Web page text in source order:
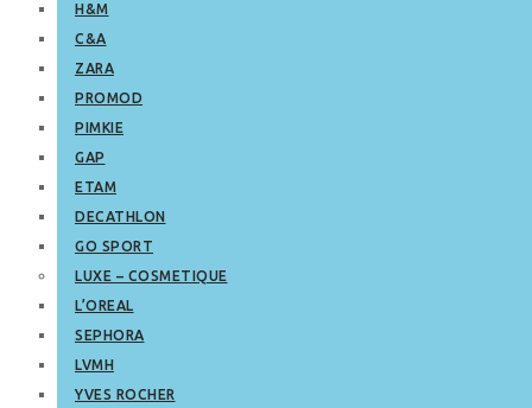
H&M
C&A
ZARA
PROMOD
PIMKIE
GAP
ETAM
DECATHLON
GO SPORT
LUXE – COSMETIQUE
L’OREAL
SEPHORA
LVMH
YVES ROCHER